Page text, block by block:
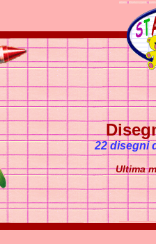
22 disegni
Ultima